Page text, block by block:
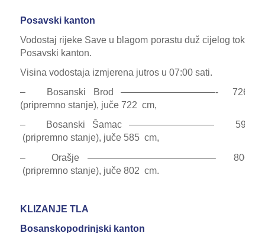
Posavski kanton
Vodostaj rijeke Save u blagom porastu duž cijelog toka
Posavski kanton.
Visina vodostaja izmjerena jutros u 07:00 sati.
– Bosanski Brod ——————————- 726
(pripremno stanje), juče 722 cm,
– Bosanski Šamac ————————— 592
(pripremno stanje), juče 585 cm,
– Orašje —————————————– 806
(pripremno stanje), juče 802 cm.
KLIZANJE TLA
Bosanskopodrinjski kanton